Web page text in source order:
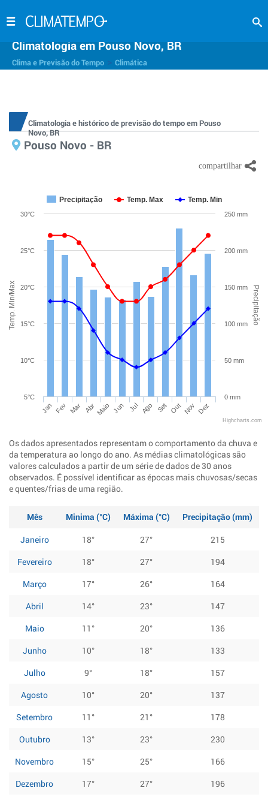
Climatologia em Pouso Novo, BR
Clima e Previsão do Tempo Climática
Climatologia e histórico de previsão do tempo em Pouso
Novo, BR
Pouso Novo - BR
Temp. Min/Max Precipitação
Precipitação Temp. Max Temp. Min
Jan Fev Mar Abr Maio Jun Jul Ago Set Out Nov Dez
5°C
10°C
15°C
20°C
25°C
30°C
0 mm
50 mm
100 mm
150 mm
200 mm
250 mm
Highcharts.com
Os dados apresentados representam o comportamento da chuva e
da temperatura ao longo do ano. As médias climatológicas são
valores calculados a partir de um série de dados de 30 anos
observados. É possível identificar as épocas mais chuvosas/secas
e quentes/frias de uma região.
Mês Minima (°C) Máxima (°C)
Precipitação (mm)
Janeiro
18° 27°
215
Fevereiro
18° 27°
194
Março
17° 26°
164
Abril
14° 23°
147
Maio
11° 20°
136
Junho
10° 18°
133
Julho
9° 18°
157
Agosto
10° 20°
137
Setembro
11° 21°
178
Outubro
13° 23°
230
Novembro
15° 25°
166
Dezembro
17° 27° 196